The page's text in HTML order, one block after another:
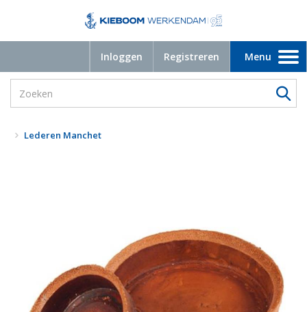
Inloggen Registreren
Toggle
navigation
Menu
Lederen Manchet